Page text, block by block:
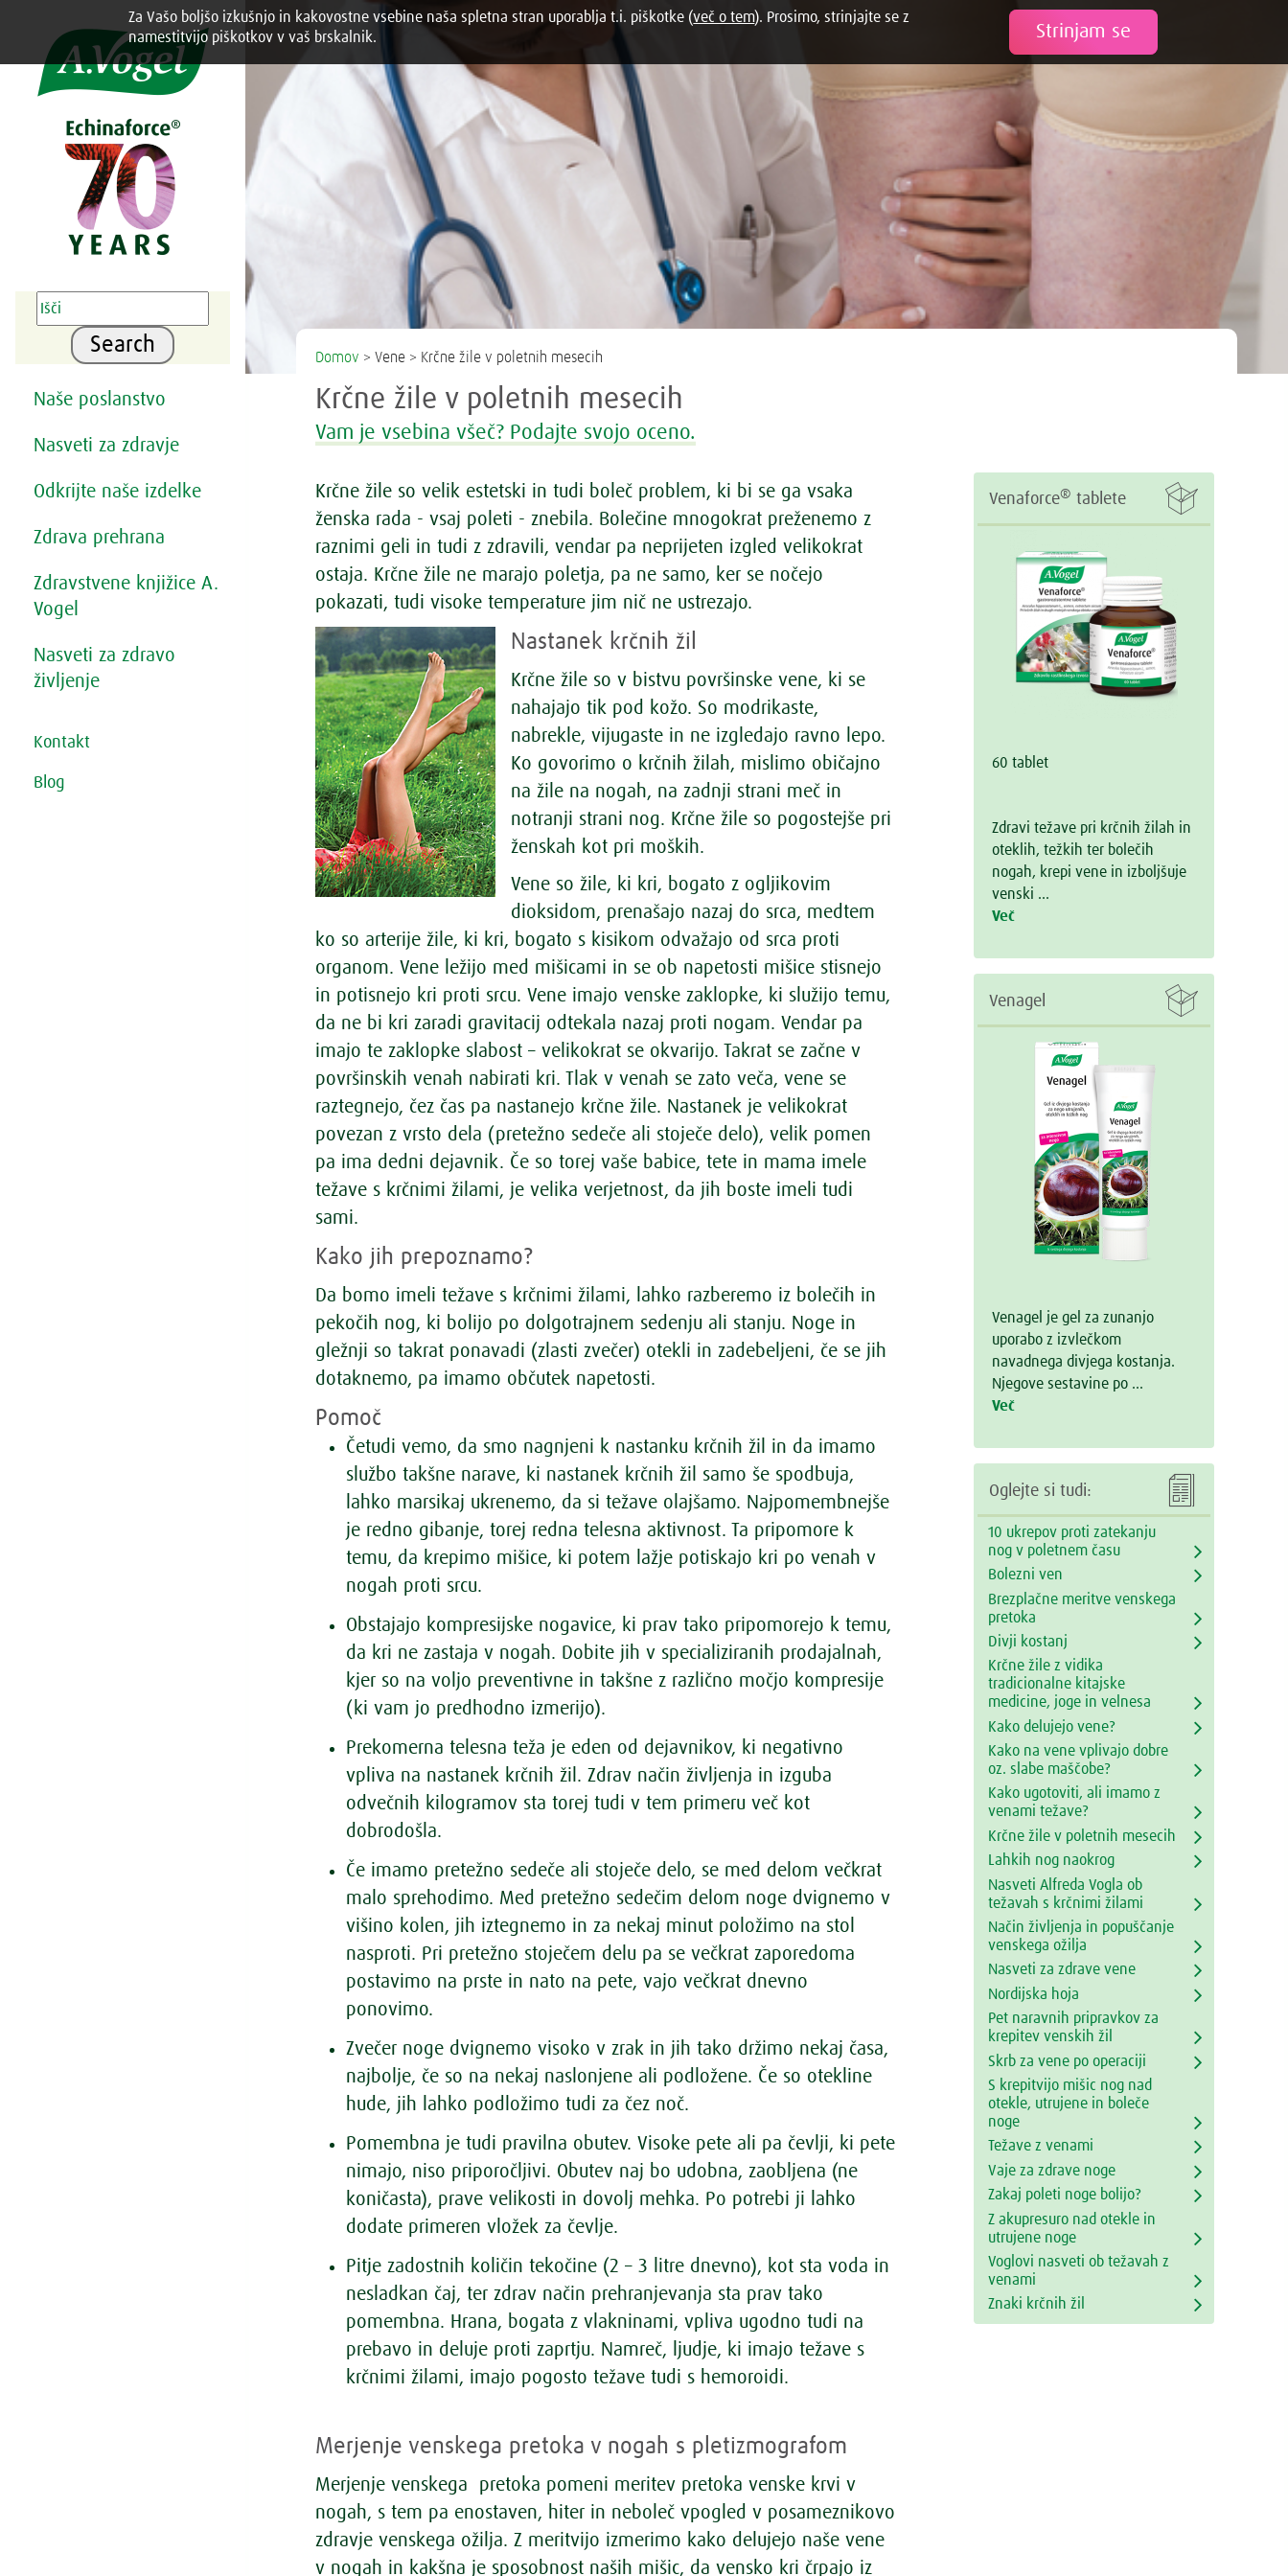

Search
Naše poslanstvo
Nasveti za zdravje
Odkrijte naše izdelke
Zdrava prehrana
Zdravstvene knjižice A.
Vogel
Nasveti za zdravo
življenje
Kontakt
Blog
Domov > Vene > Krčne žile v poletnih mesecih
Krčne žile v poletnih mesecih
Vam je vsebina všeč? Podajte svojo oceno.
Krčne žile so velik estetski in tudi boleč problem, ki bi se ga vsaka
ženska rada - vsaj poleti - znebila. Bolečine mnogokrat preženemo z
raznimi geli in tudi z zdravili, vendar pa neprijeten izgled velikokrat
ostaja. Krčne žile ne marajo poletja, pa ne samo, ker se nočejo
pokazati, tudi visoke temperature jim nič ne ustrezajo.
Nastanek krčnih žil
Krčne žile so v bistvu površinske vene, ki se
nahajajo tik pod kožo. So modrikaste,
nabrekle, vijugaste in ne izgledajo ravno lepo.
Ko govorimo o krčnih žilah, mislimo običajno
na žile na nogah, na zadnji strani meč in
notranji strani nog. Krčne žile so pogostejše pri
ženskah kot pri moških.
Vene so žile, ki kri, bogato z ogljikovim
dioksidom, prenašajo nazaj do srca, medtem
ko so arterije žile, ki kri, bogato s kisikom odvažajo od srca proti
organom. Vene ležijo med mišicami in se ob napetosti mišice stisnejo
in potisnejo kri proti srcu. Vene imajo venske zaklopke, ki služijo temu,
da ne bi kri zaradi gravitacij odtekala nazaj proti nogam. Vendar pa
imajo te zaklopke slabost – velikokrat se okvarijo. Takrat se začne v
površinskih venah nabirati kri. Tlak v venah se zato veča, vene se
raztegnejo, čez čas pa nastanejo krčne žile. Nastanek je velikokrat
povezan z vrsto dela (pretežno sedeče ali stoječe delo), velik pomen
pa ima dedni dejavnik. Če so torej vaše babice, tete in mama imele
težave s krčnimi žilami, je velika verjetnost, da jih boste imeli tudi
sami.
Kako jih prepoznamo?
Da bomo imeli težave s krčnimi žilami, lahko razberemo iz bolečih in
pekočih nog, ki bolijo po dolgotrajnem sedenju ali stanju. Noge in
gležnji so takrat ponavadi (zlasti zvečer) otekli in zadebeljeni, če se jih
dotaknemo, pa imamo občutek napetosti.
Pomoč
Četudi vemo, da smo nagnjeni k nastanku krčnih žil in da imamo
službo takšne narave, ki nastanek krčnih žil samo še spodbuja,
lahko marsikaj ukrenemo, da si težave olajšamo. Najpomembnejše
je redno gibanje, torej redna telesna aktivnost. Ta pripomore k
temu, da krepimo mišice, ki potem lažje potiskajo kri po venah v
nogah proti srcu.
Obstajajo kompresijske nogavice, ki prav tako pripomorejo k temu,
da kri ne zastaja v nogah. Dobite jih v specializiranih prodajalnah,
kjer so na voljo preventivne in takšne z različno močjo kompresije
(ki vam jo predhodno izmerijo).
Prekomerna telesna teža je eden od dejavnikov, ki negativno
vpliva na nastanek krčnih žil. Zdrav način življenja in izguba
odvečnih kilogramov sta torej tudi v tem primeru več kot
dobrodošla.
Če imamo pretežno sedeče ali stoječe delo, se med delom večkrat
malo sprehodimo. Med pretežno sedečim delom noge dvignemo v
višino kolen, jih iztegnemo in za nekaj minut položimo na stol
nasproti. Pri pretežno stoječem delu pa se večkrat zaporedoma
postavimo na prste in nato na pete, vajo večkrat dnevno
ponovimo.
Zvečer noge dvignemo visoko v zrak in jih tako držimo nekaj časa,
najbolje, če so na nekaj naslonjene ali podložene. Če so otekline
hude, jih lahko podložimo tudi za čez noč.
Pomembna je tudi pravilna obutev. Visoke pete ali pa čevlji, ki pete
nimajo, niso priporočljivi. Obutev naj bo udobna, zaobljena (ne
koničasta), prave velikosti in dovolj mehka. Po potrebi ji lahko
dodate primeren vložek za čevlje.
Pitje zadostnih količin tekočine (2 – 3 litre dnevno), kot sta voda in
nesladkan čaj, ter zdrav način prehranjevanja sta prav tako
pomembna. Hrana, bogata z vlakninami, vpliva ugodno tudi na
prebavo in deluje proti zaprtju. Namreč, ljudje, ki imajo težave s
krčnimi žilami, imajo pogosto težave tudi s hemoroidi.
Merjenje venskega pretoka v nogah s pletizmografom
Merjenje venskega pretoka pomeni meritev pretoka venske krvi v
nogah, s tem pa enostaven, hiter in neboleč vpogled v posameznikovo
zdravje venskega ožilja. Z meritvijo izmerimo kako delujejo naše vene
v nogah in kakšna je sposobnost naših mišic, da vensko kri črpajo iz

Venaforce® tablete
60 tablet
Zdravi težave pri krčnih žilah in
oteklih, težkih ter bolečih
nogah, krepi vene in izboljšuje
venski …
Več

Venagel
Venagel je gel za zunanjo
uporabo z izvlečkom
navadnega divjega kostanja.
Njegove sestavine po …
Več

Oglejte si tudi:
10 ukrepov proti zatekanju
nog v poletnem času
Bolezni ven
Brezplačne meritve venskega
pretoka
Divji kostanj
Krčne žile z vidika
tradicionalne kitajske
medicine, joge in velnesa
Kako delujejo vene?
Kako na vene vplivajo dobre
oz. slabe maščobe?
Kako ugotoviti, ali imamo z
venami težave?
Krčne žile v poletnih mesecih
Lahkih nog naokrog
Nasveti Alfreda Vogla ob
težavah s krčnimi žilami
Način življenja in popuščanje
venskega ožilja
Nasveti za zdrave vene
Nordijska hoja
Pet naravnih pripravkov za
krepitev venskih žil
Skrb za vene po operaciji
S krepitvijo mišic nog nad
otekle, utrujene in boleče
noge
Težave z venami
Vaje za zdrave noge
Zakaj poleti noge bolijo?
Z akupresuro nad otekle in
utrujene noge
Voglovi nasveti ob težavah z
venami
Znaki krčnih žil
Strinjam se
Za Vašo boljšo izkušnjo in kakovostne vsebine naša spletna stran uporablja t.i. piškotke (več o tem). Prosimo, strinjajte se z
namestitvijo piškotkov v vaš brskalnik.
Share this selection Tweet